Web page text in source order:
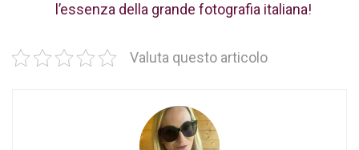
l’essenza della grande fotografia italiana!
Valuta questo articolo